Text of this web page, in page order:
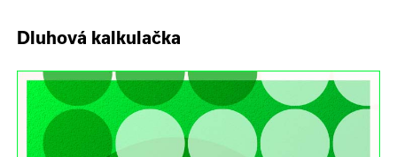
Dluhová kalkulačka